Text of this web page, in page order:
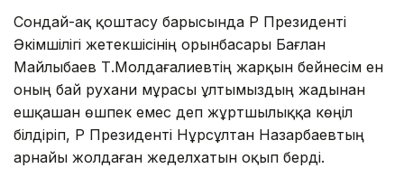
Сондай-ақ қоштасу барысында ҚР Президенті
Әкімшілігі жетекшісінің орынбасары Бағлан
Майлыбаев Т.Молдағалиевтің жарқын бейнесім ен
оның бай рухани мұрасы ұлтымыздың жадынан
ешқашан өшпек емес деп жұртшылыққа көңіл
білдіріп, ҚР Президенті Нұрсұлтан Назарбаевтың
арнайы жолдаған жеделхатын оқып берді.